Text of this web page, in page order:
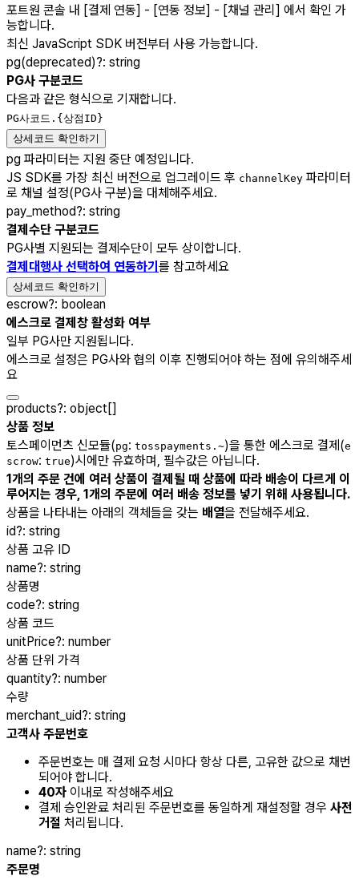
포트원 콘솔 내 [결제 연동] - [연동 정보] - [채널 관리] 에서 확인 가
능합니다.
최신 JavaScript SDK 버전부터 사용 가능합니다.
pg(deprecated)?: string
PG사 구분코드
다음과 같은 형식으로 기재합니다.
PG사코드.{상점ID}
상세코드 확인하기
pg 파라미터는 지원 중단 예정입니다.
JS SDK를 가장 최신 버전으로 업그레이드 후 channelKey 파라미터
로 채널 설정(PG사 구분)을 대체해주세요.
pay_method?: string
결제수단 구분코드
PG사별 지원되는 결제수단이 모두 상이합니다.
결제대행사 선택하여 연동하기 를 참고하세요
상세코드 확인하기
escrow?: boolean
에스크로 결제창 활성화 여부
일부 PG사만 지원됩니다.
에스크로 설정은 PG사와 협의 이후 진행되어야 하는 점에 유의해주세
요
products?: object[]
상품 정보
토스페이먼츠 신모듈(pg: tosspayments.~)을 통한 에스크로 결제(e
scrow: true)시에만 유효하며, 필수값은 아닙니다.
1개의 주문 건에 여러 상품이 결제될 때 상품에 따라 배송이 다르게 이
루어지는 경우, 1개의 주문에 여러 배송 정보를 넣기 위해 사용됩니다.
상품을 나타내는 아래의 객체들을 갖는 배열을 전달해주세요.
id?: string
상품 고유 ID
name?: string
상품명
code?: string
상품 코드
unitPrice?: number
상품 단위 가격
quantity?: number
수량
merchant_uid?: string
고객사 주문번호
주문번호는 매 결제 요청 시마다 항상 다른, 고유한 값으로 채번
되어야 합니다.
40자 이내로 작성해주세요
결제 승인완료 처리된 주문번호를 동일하게 재설정할 경우 사전
거절 처리됩니다.
name?: string
주문명